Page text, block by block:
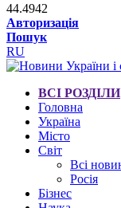
44.4942
Авторизація
Пошук
RU
ВСІ РОЗДІЛИ
Головна
Україна
Місто
Світ
Всі
Росія
Бізнес